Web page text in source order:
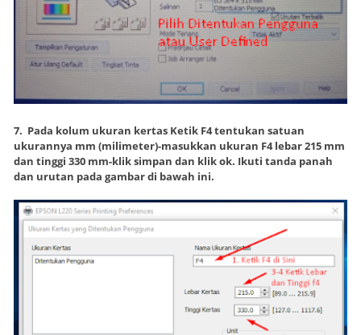
7. Pada kolum ukuran kertas Ketik F4 tentukan satuan
ukurannya mm (milimeter)-masukkan ukuran F4 lebar 215 mm
dan tinggi 330 mm-klik simpan dan klik ok. Ikuti tanda panah
dan urutan pada gambar di bawah ini.